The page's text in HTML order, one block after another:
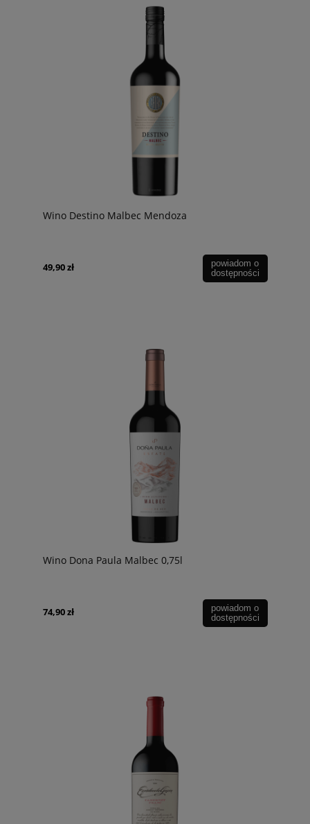
Wino Destino Malbec Mendoza
49,90 zł
powiadom o
dostępności
Wino Dona Paula Malbec 0,75l
74,90 zł
powiadom o
dostępności